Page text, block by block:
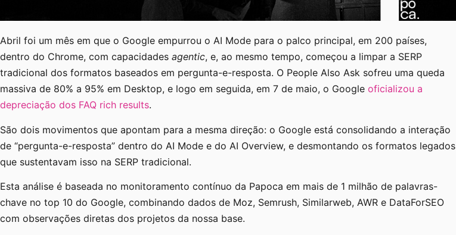
Abril foi um mês em que o Google empurrou o AI Mode para o palco principal, em 200 países,
dentro do Chrome, com capacidades agentic, e, ao mesmo tempo, começou a limpar a SERP
tradicional dos formatos baseados em pergunta-e-resposta. O People Also Ask sofreu uma queda
massiva de 80% a 95% em Desktop, e logo em seguida, em 7 de maio, o Google oficializou a
depreciação dos FAQ rich results.
São dois movimentos que apontam para a mesma direção: o Google está consolidando a interação
de “pergunta-e-resposta” dentro do AI Mode e do AI Overview, e desmontando os formatos legados
que sustentavam isso na SERP tradicional.
Esta análise é baseada no monitoramento contínuo da Papoca em mais de 1 milhão de palavras-
chave no top 10 do Google, combinando dados de Moz, Semrush, Similarweb, AWR e DataForSEO
com observações diretas dos projetos da nossa base.